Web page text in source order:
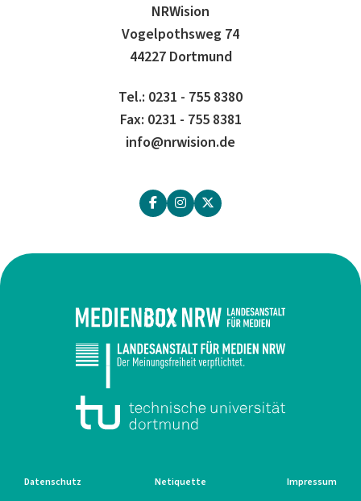
NRWision
Vogelpothsweg 74
44227 Dortmund
Tel.: 0231 - 755 8380
Fax: 0231 - 755 8381
info@nrwision.de
Datenschutz Netiquette Impressum